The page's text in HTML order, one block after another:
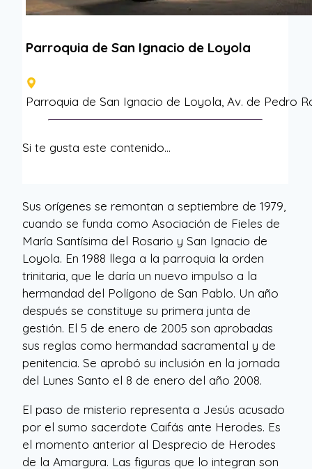
Parroquia de San Ignacio de Loyola
Parroquia de San Ignacio de Loyola, Av. de Pedro
Si te gusta este contenido…
Sus orígenes se remontan a septiembre de 1979,
cuando se funda como Asociación de Fieles de
María Santísima del Rosario y San Ignacio de
Loyola. En 1988 llega a la parroquia la orden
trinitaria, que le daría un nuevo impulso a la
hermandad del Polígono de San Pablo. Un año
después se constituye su primera junta de
gestión. El 5 de enero de 2005 son aprobadas
sus reglas como hermandad sacramental y de
penitencia. Se aprobó su inclusión en la jornada
del Lunes Santo el 8 de enero del año 2008.
El paso de misterio representa a Jesús acusado
por el sumo sacerdote Caifás ante Herodes. Es
el momento anterior al Desprecio de Herodes
de la Amargura. Las figuras que lo integran son